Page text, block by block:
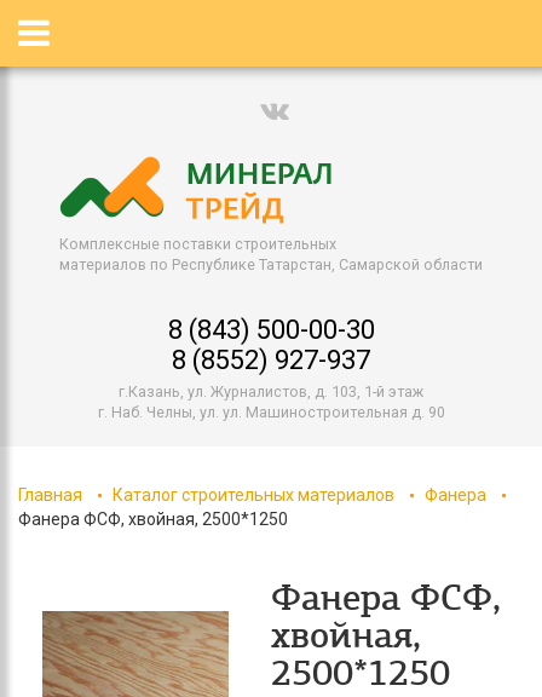
Комплексные поставки строительных
материалов по Республике Татарстан, Самарской области
8 (843) 500-00-30
8 (8552) 927-937
г.Казань, ул. Журналистов, д. 103, 1-й этаж
г. Наб. Челны, ул. ул. Машиностроительная д. 90
Главная Каталог строительных материалов
Фанера
Фанера ФСФ, хвойная, 2500*1250
Фанера ФСФ,
хвойная,
2500*1250